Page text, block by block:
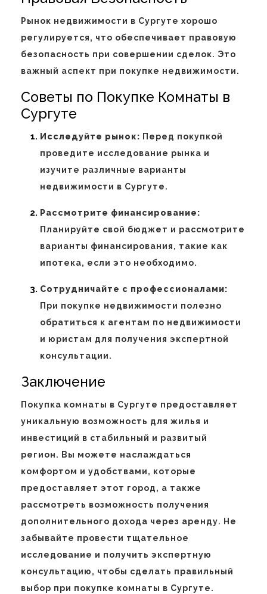
Рынок недвижимости в Сургуте хорошо
регулируется, что обеспечивает правовую
безопасность при совершении сделок. Это
важный аспект при покупке недвижимости.
Советы по Покупке Комнаты в
Сургуте
Исследуйте рынок: Перед покупкой
проведите исследование рынка и
изучите различные варианты
недвижимости в Сургуте.
Рассмотрите финансирование:
Планируйте свой бюджет и рассмотрите
варианты финансирования, такие как
ипотека, если это необходимо.
Сотрудничайте с профессионалами:
При покупке недвижимости полезно
обратиться к агентам по недвижимости
и юристам для получения экспертной
консультации.
Заключение
Покупка комнаты в Сургуте предоставляет
уникальную возможность для жилья и
инвестиций в стабильный и развитый
регион. Вы можете наслаждаться
комфортом и удобствами, которые
предоставляет этот город, а также
рассмотреть возможность получения
дополнительного дохода через аренду. Не
забывайте провести тщательное
исследование и получить экспертную
консультацию, чтобы сделать правильный
выбор при покупке комнаты в Сургуте.